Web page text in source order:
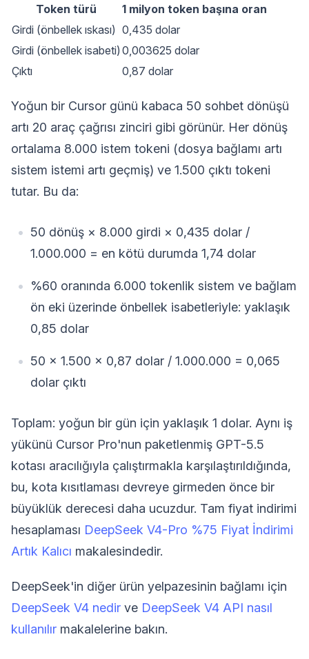
Token türü
1 milyon token başına oran
Girdi (önbellek ıskası) 0,435 dolar
Girdi (önbellek isabeti) 0,003625 dolar
Çıktı
0,87 dolar
Yoğun bir Cursor günü kabaca 50 sohbet dönüşü
artı 20 araç çağrısı zinciri gibi görünür. Her dönüş
ortalama 8.000 istem tokeni (dosya bağlamı artı
sistem istemi artı geçmiş) ve 1.500 çıktı tokeni
tutar. Bu da:
50 dönüş × 8.000 girdi × 0,435 dolar /
1.000.000 = en kötü durumda 1,74 dolar
%60 oranında 6.000 tokenlik sistem ve bağlam
ön eki üzerinde önbellek isabetleriyle: yaklaşık
0,85 dolar
50 × 1.500 × 0,87 dolar / 1.000.000 = 0,065
dolar çıktı
Toplam: yoğun bir gün için yaklaşık 1 dolar. Aynı iş
yükünü Cursor Pro'nun paketlenmiş GPT-5.5
kotası aracılığıyla çalıştırmakla karşılaştırıldığında,
bu, kota kısıtlaması devreye girmeden önce bir
büyüklük derecesi daha ucuzdur. Tam fiyat indirimi
hesaplaması DeepSeek V4-Pro %75 Fiyat İndirimi
Artık Kalıcı makalesindedir.
DeepSeek'in diğer ürün yelpazesinin bağlamı için
DeepSeek V4 nedir ve DeepSeek V4 API nasıl
kullanılır makalelerine bakın.